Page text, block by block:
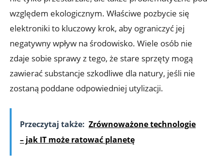
względem ekologicznym. Właściwe pozbycie się
elektroniki to kluczowy krok, aby ograniczyć jej
negatywny wpływ na środowisko. Wiele osób nie
zdaje sobie sprawy z tego, że stare sprzęty mogą
zawierać substancje szkodliwe dla natury, jeśli nie
zostaną poddane odpowiedniej utylizacji.
Przeczytaj także: Zrównoważone technologie
– jak IT może ratować planetę